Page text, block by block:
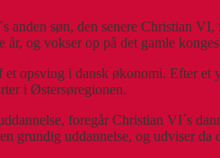
anden søn, den senere Christian
og vokser op på det gamle
opsving i dansk økonomi. Efter
i Østersøregionen.
foregår Christian VI´s
grundig uddannelse, og udviser da